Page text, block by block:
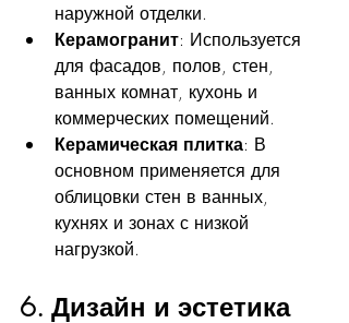
наружной отделки.
Керамогранит: Используется
для фасадов, полов, стен,
ванных комнат, кухонь и
коммерческих помещений.
Керамическая плитка: В
основном применяется для
облицовки стен в ванных,
кухнях и зонах с низкой
нагрузкой.
6. Дизайн и эстетика